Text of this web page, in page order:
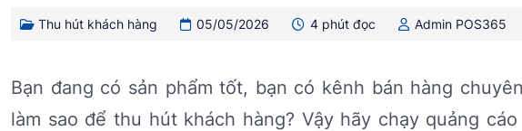
Thu hút khách hàng 05/05/2026 4 phút đọc Admin POS365
Bạn đang có sản phẩm tốt, bạn có kênh bán hàng
làm sao để thu hút khách hàng? Vậy hãy chạy quảng